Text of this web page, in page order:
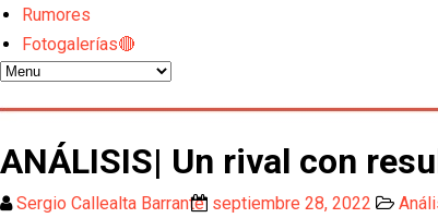
Rumores
Fotogalerías🔴
ANÁLISIS| Un rival con
Sergio Callealta Barrante septiembre 28, 2022